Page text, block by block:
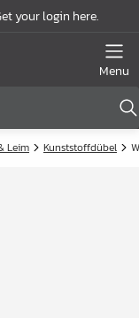
your login here.
Menu
Leim Kunststoffdübel